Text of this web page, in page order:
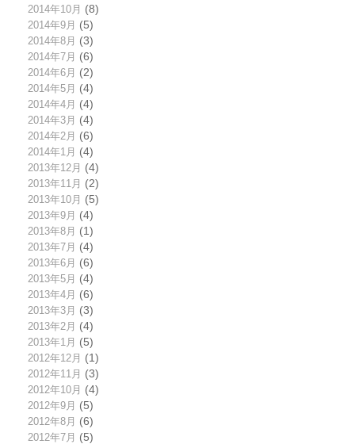
2014年10月 (8)
2014年9月 (5)
2014年8月 (3)
2014年7月 (6)
2014年6月 (2)
2014年5月 (4)
2014年4月 (4)
2014年3月 (4)
2014年2月 (6)
2014年1月 (4)
2013年12月 (4)
2013年11月 (2)
2013年10月 (5)
2013年9月 (4)
2013年8月 (1)
2013年7月 (4)
2013年6月 (6)
2013年5月 (4)
2013年4月 (6)
2013年3月 (3)
2013年2月 (4)
2013年1月 (5)
2012年12月 (1)
2012年11月 (3)
2012年10月 (4)
2012年9月 (5)
2012年8月 (6)
2012年7月 (5)